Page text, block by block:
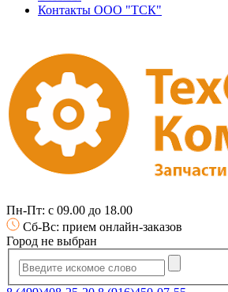
Контакты ООО "ТСК"
Пн-Пт: с 09.00 до 18.00
Сб-Вс: прием онлайн-заказов
Город не выбран